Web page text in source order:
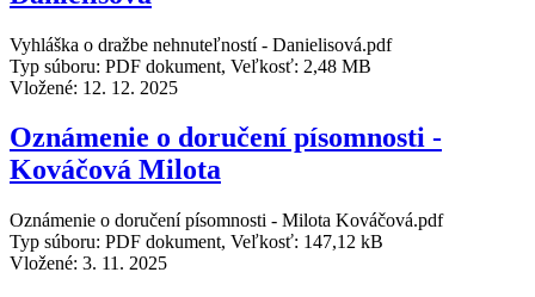
Vyhláška o dražbe nehnuteľností - Danielisová.pdf
Typ súboru: PDF dokument, Veľkosť: 2,48 MB
Vložené: 12. 12. 2025
Oznámenie o doručení písomnosti -
Kováčová Milota
Oznámenie o doručení písomnosti - Milota Kováčová.pdf
Typ súboru: PDF dokument, Veľkosť: 147,12 kB
Vložené: 3. 11. 2025